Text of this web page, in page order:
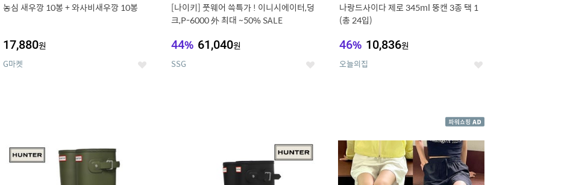
농심 새우깡 10봉 + 와사비새우깡 10봉
17,880원
G마켓 좋
[나이키] 풋웨어 쓱특가 ! 이니시에이터,덩
크,P-6000 外 최대 ~50% SALE
44% 61,040원
SSG 좋
나랑드사이다 제로 345ml 뚱캔 3종 택 1
(총 24입)
46% 10,836원
오늘의집 좋